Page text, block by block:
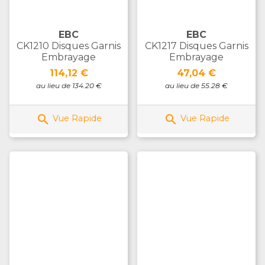
EBC
CK1210 Disques Garnis
Embrayage
Prix
114,12 €
au lieu de 134.20 €
 Vue Rapide
EBC
CK1217 Disques Garnis
Embrayage
Prix
47,04 €
au lieu de 55.28 €
 Vue Rapide